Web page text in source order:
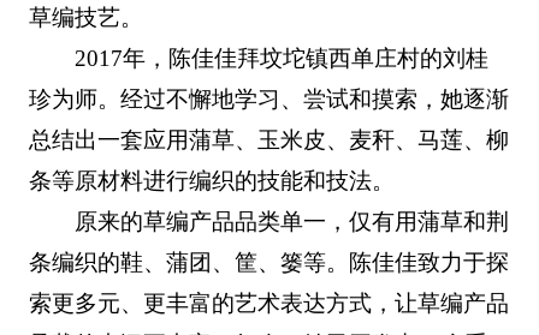
草编技艺。
2017年，陈佳佳拜坟坨镇西单庄村的刘桂
珍为师。经过不懈地学习、尝试和摸索，她逐渐
总结出一套应用蒲草、玉米皮、麦秆、马莲、柳
条等原材料进行编织的技能和技法。
原来的草编产品品类单一，仅有用蒲草和荆
条编织的鞋、蒲团、筐、篓等。陈佳佳致力于探
索更多元、更丰富的艺术表达方式，让草编产品